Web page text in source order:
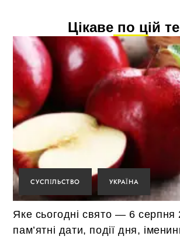
Цікаве по цій
СУСПІЛЬСТВО УКРАЇНА
Яке сьогодні свято — 6 серпня
пам’ятні дати, події дня,